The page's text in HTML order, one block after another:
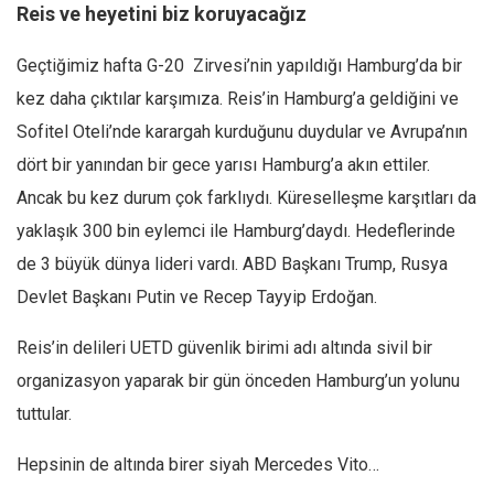
Karisi kitap sualleri
7 soruda bu hafta
Ekonomi
Spor
Manzara
Sağlık
Gıda-Beslenme
Siyaset
Dünya
Asya
Reis ve heyetini biz koruyacağız
Geçtiğimiz hafta G-20 Zirvesi’nin yapıldığı Hamburg’da bir
kez daha çıktılar karşımıza. Reis’in Hamburg’a geldiğini ve
Sofitel Oteli’nde karargah kurduğunu duydular ve Avrupa’nın
dört bir yanından bir gece yarısı Hamburg’a akın ettiler.
Ancak bu kez durum çok farklıydı. Küreselleşme karşıtları da
yaklaşık 300 bin eylemci ile Hamburg’daydı. Hedeflerinde
de 3 büyük dünya lideri vardı. ABD Başkanı Trump, Rusya
Devlet Başkanı Putin ve Recep Tayyip Erdoğan.
Reis’in delileri UETD güvenlik birimi adı altında sivil bir
organizasyon yaparak bir gün önceden Hamburg’un yolunu
tuttular.
Hepsinin de altında birer siyah Mercedes Vito…